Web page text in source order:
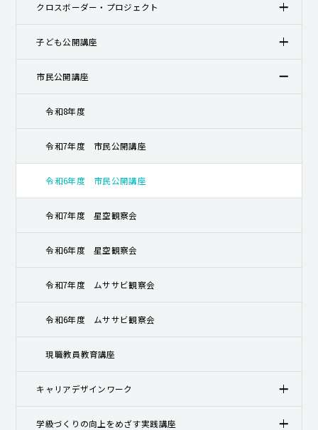
クロスボーダー・プロジェクト
子ども公開講座
市民公開講座
令和8年度
令和7年度 市民公開講座
令和6年度 市民公開講座
令和7年度 星空観察会
令和6年度 星空観察会
令和7年度 ムササビ観察会
令和6年度 ムササビ観察会
現職教員教育講座
キャリアデザインワーク
学級づくりの向上をめざす実践講座